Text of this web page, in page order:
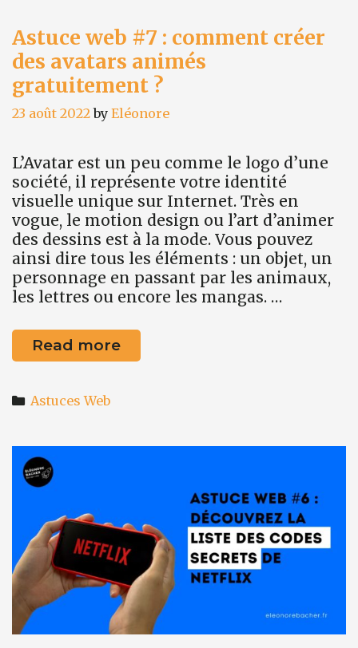
Astuce web #7 : comment créer
des avatars animés
gratuitement ?
23 août 2022 by Eléonore
L’Avatar est un peu comme le logo d’une
société, il représente votre identité
visuelle unique sur Internet. Très en
vogue, le motion design ou l’art d’animer
des dessins est à la mode. Vous pouvez
ainsi dire tous les éléments : un objet, un
personnage en passant par les animaux,
les lettres ou encore les mangas. …
Read moreAstuce
web
gratuitement
?
Categories
Astuces Web